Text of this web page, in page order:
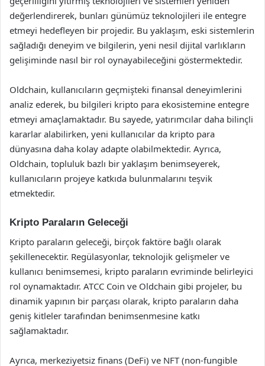
değerlendirerek, bunları günümüz teknolojileri ile entegre
etmeyi hedefleyen bir projedir. Bu yaklaşım, eski sistemlerin
sağladığı deneyim ve bilgilerin, yeni nesil dijital varlıkların
gelişiminde nasıl bir rol oynayabileceğini göstermektedir.
Oldchain, kullanıcıların geçmişteki finansal deneyimlerini
analiz ederek, bu bilgileri kripto para ekosistemine entegre
etmeyi amaçlamaktadır. Bu sayede, yatırımcılar daha bilinçli
kararlar alabilirken, yeni kullanıcılar da kripto para
dünyasına daha kolay adapte olabilmektedir. Ayrıca,
Oldchain, topluluk bazlı bir yaklaşım benimseyerek,
kullanıcıların projeye katkıda bulunmalarını teşvik
etmektedir.
Kripto Paraların Geleceği
Kripto paraların geleceği, birçok faktöre bağlı olarak
şekillenecektir. Regülasyonlar, teknolojik gelişmeler ve
kullanıcı benimsemesi, kripto paraların evriminde belirleyici
rol oynamaktadır. ATCC Coin ve Oldchain gibi projeler, bu
dinamik yapının bir parçası olarak, kripto paraların daha
geniş kitleler tarafından benimsenmesine katkı
sağlamaktadır.
Ayrıca, merkeziyetsiz finans (DeFi) ve NFT (non-fungible